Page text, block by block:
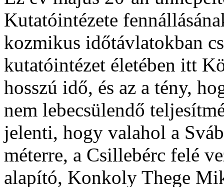
Kutatóintézete
kozmikus időtávlatokban
kutatóintézet életében itt
hosszú idő, és az a tény,
nem lebecsülendő
jelenti, hogy valahol a
méterre, a Csillebérc felé
alapító, Konkoly Thege